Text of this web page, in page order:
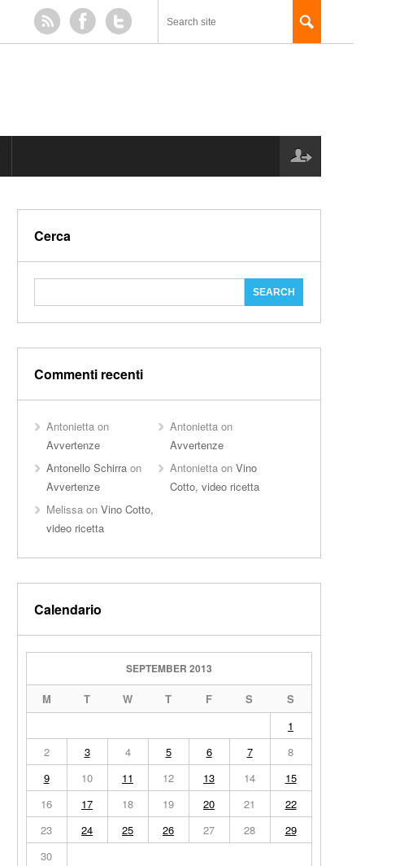
Cerca
Commenti recenti
Antoniettaon
Avvertenze
Antonietta on
Avvertenze
Antonello Schirraon
Avvertenze
Antonietta onVino
Cotto, video ricetta
Melissaon Vino Cotto,
video ricetta
Calendario
SEPTEMBER 2013
M T W T F S
S
1
2
3 4 5 6 7
8
9
10 11 12 13 14
15
16
17 18 19 20 21
22
23
24 25 26 27 28
29
30